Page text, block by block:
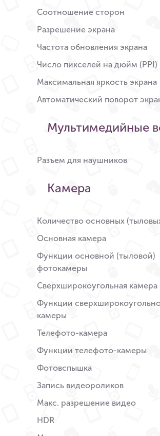
Соотношение сторон
Разрешение экрана
Частота обновления экрана
Число пикселей на дюйм (PPI)
Максимальная яркость экрана
Автоматический поворот
Мультимедийные
Разъем для наушников
Камера
Количество основных
Основная камера
Функции основной (тыловой)
фотокамеры
Сверхширокоугольная камера
Функции
камеры
Телефото-камера
Функции телефото-камеры
Фотовспышка
Запись видеороликов
Макс. разрешение видео
HDR